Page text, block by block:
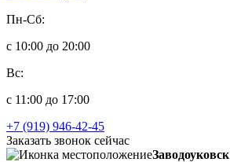
Пн-Сб:
с 10:00 до 20:00
Вс:
с 11:00 до 17:00
+7 (919) 946-42-45
Заказать звонок сейчас
Заводоуковск